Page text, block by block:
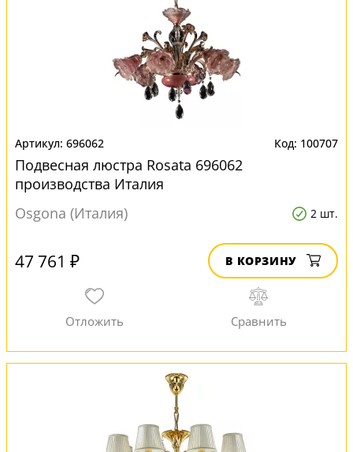
696062 100707
Подвесная люстра Rosata 696062
производства Италия
Osgona (Италия)
2 шт.
47 761 ₽ В КОРЗИНУ